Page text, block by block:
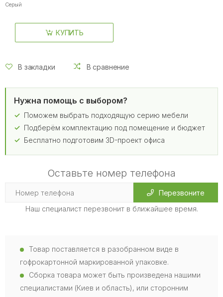
Серый
КУПИТЬ
В закладки В сравнение
Нужна помощь с выбором?
Поможем выбрать подходящую серию мебели
Подберём комплектацию под помещение и бюджет
Бесплатно подготовим 3D-проект офиса
Оставьте номер телефона
Перезвоните
Наш специалист перезвонит в ближайшее время.
Товар поставляется в разобранном виде в
гофрокартонной маркированной упаковке.
Сборка товара может быть произведена нашими
специалистами (Киев и область), или сторонним